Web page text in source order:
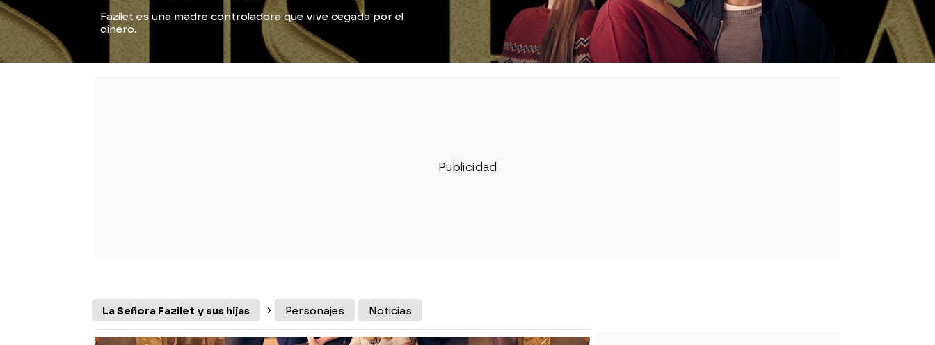
Fazilet es una madre controladora que vive cegada por el
dinero.
La Señora Fazilet y sus hijas Personajes Noticias